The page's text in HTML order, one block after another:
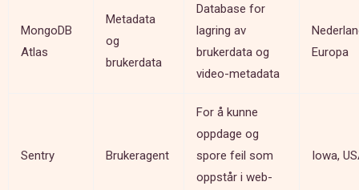
MongoDB
Atlas
Metadata
og
brukerdata
Database for
lagring av
brukerdata og
video-metadata
Europa
Sentry Brukeragent
For å kunne
oppdage og
spore feil som
oppstår i web-
Iowa,